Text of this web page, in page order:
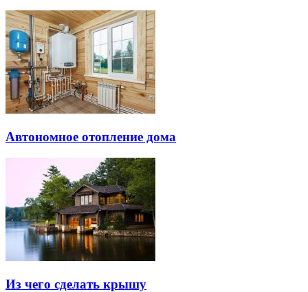
Автономное отопление дома
Из чего сделать крышу